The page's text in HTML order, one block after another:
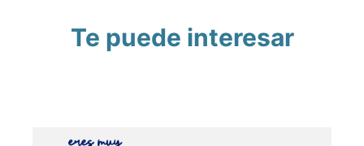
Te puede interesar